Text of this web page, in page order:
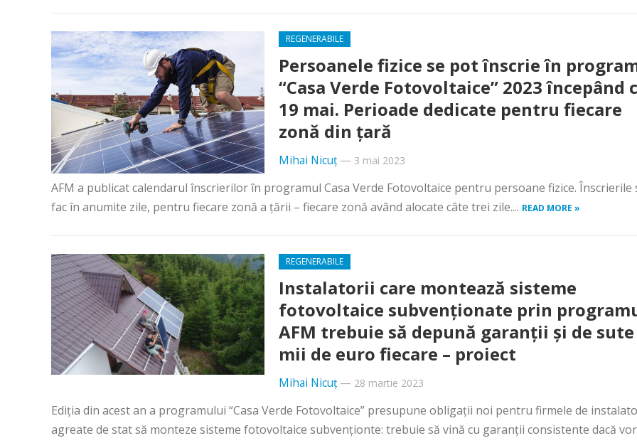
REGENERABILE
Persoanele fizice se pot înscrie în
“Casa Verde Fotovoltaice” 2023 începând
19 mai. Perioade dedicate pentru fiecare
zonă din țară
Mihai Nicuț— 3 mai 2023
AFM a publicat calendarul înscrierilor în programul Casa Verde Fotovoltaice pentru persoane fizice. Înscrierile
fac în anumite zile, pentru fiecare zonă a țării – fiecare zonă având alocate câte trei zile.... READ MORE »
REGENERABILE
Instalatorii care montează sisteme
fotovoltaice subvenționate prin
AFM trebuie să depună garanții și de sute
mii de euro fiecare – proiect
Mihai Nicuț— 28 martie 2023
Ediția din acest an a programului “Casa Verde Fotovoltaice” presupune obligații noi pentru firmele de
agreate de stat să monteze sisteme fotovoltaice subvenționte: trebuie să vină cu garanții consistente dacă